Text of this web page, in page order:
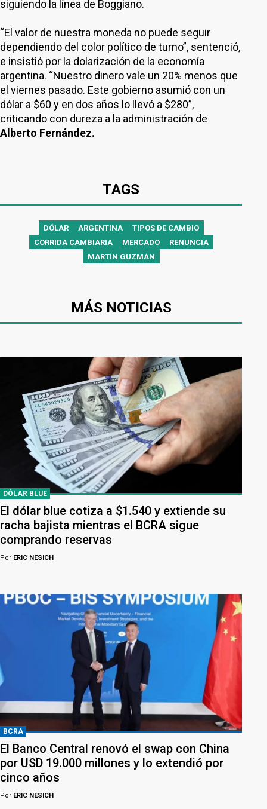
siguiendo la línea de Boggiano.
“El valor de nuestra moneda no puede seguir
dependiendo del color político de turno”, sentenció,
e insistió por la dolarización de la economía
argentina. “Nuestro dinero vale un 20% menos que
el viernes pasado. Este gobierno asumió con un
dólar a $60 y en dos años lo llevó a $280”,
criticando con dureza a la administración de
Alberto Fernández.
TAGS
DÓLAR ARGENTINA
TIPOS DE CAMBIO
CORRIDA CAMBIARIA
MERCADO
RENUNCIA
MARTÍN GUZMÁN
MÁS NOTICIAS
DÓLAR BLUE
El dólar blue cotiza a $1.540 y extiende su
racha bajista mientras el BCRA sigue
comprando reservas
Por ERIC NESICH
BCRA
El Banco Central renovó el swap con China
por USD 19.000 millones y lo extendió por
cinco años
Por ERIC NESICH